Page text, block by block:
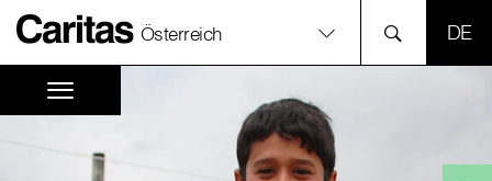
Österreich